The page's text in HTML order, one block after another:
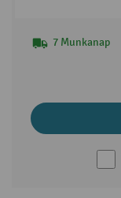
7 Munkanap